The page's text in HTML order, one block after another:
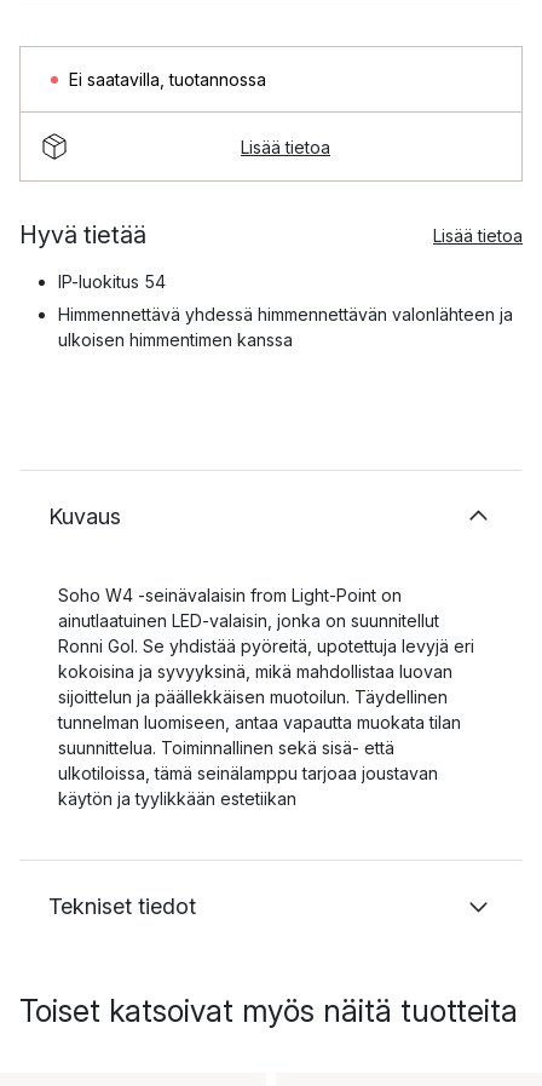
Ei saatavilla ,tuotannossa
Lisää tietoa
Hyvä tietää Lisää tietoa
IP-luokitus 54
Himmennettävä yhdessä himmennettävän valonlähteen ja
ulkoisen himmentimen kanssa
Kuvaus
Soho W4 -seinävalaisin from Light-Point on
ainutlaatuinen LED-valaisin, jonka on suunnitellut
Ronni Gol. Se yhdistää pyöreitä, upotettuja levyjä eri
kokoisina ja syvyyksinä, mikä mahdollistaa luovan
sijoittelun ja päällekkäisen muotoilun. Täydellinen
tunnelman luomiseen, antaa vapautta muokata tilan
suunnittelua. Toiminnallinen sekä sisä- että
ulkotiloissa, tämä seinälamppu tarjoaa joustavan
käytön ja tyylikkään estetiikan
Tekniset tiedot
Toiset katsoivat myös näitä tuotteita